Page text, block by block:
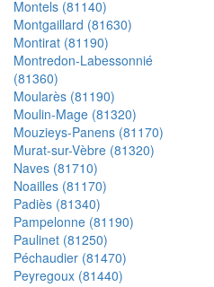
Montels (81140)
Montgaillard (81630)
Montirat (81190)
Montredon-Labessonnié
(81360)
Moularès (81190)
Moulin-Mage (81320)
Mouzieys-Panens (81170)
Murat-sur-Vèbre (81320)
Naves (81710)
Noailles (81170)
Padiès (81340)
Pampelonne (81190)
Paulinet (81250)
Péchaudier (81470)
Peyregoux (81440)